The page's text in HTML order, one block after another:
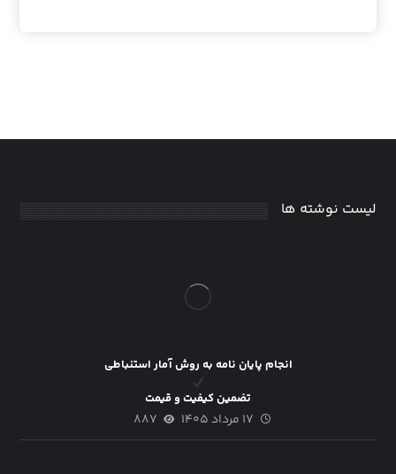
لیست نوشته ها
انجام پایان نامه به روش آمار استنباطی
تضمین کیفیت و قیمت
۱۷ مرداد ۱۴۰۵ ۸۸۷